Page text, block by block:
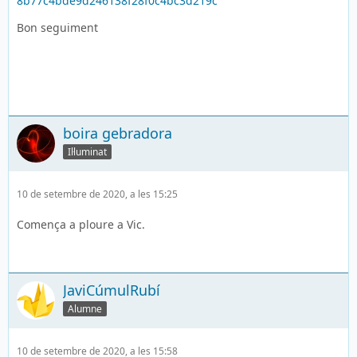
Bon seguiment
boira gebradora
Il·luminat
10 de setembre de 2020, a les 15:25
Comença a ploure a Vic.
JaviCúmulRubí
Alumne
10 de setembre de 2020, a les 15:58